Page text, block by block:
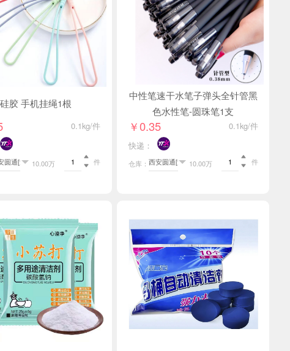
硅胶 手机挂绳1根
0.1kg/件
10.00万


件
中性笔速干水笔子弹头全针管黑
色水性笔-圆珠笔1支
￥0.35
0.1kg/件
快递：
仓库： 10.00万


件